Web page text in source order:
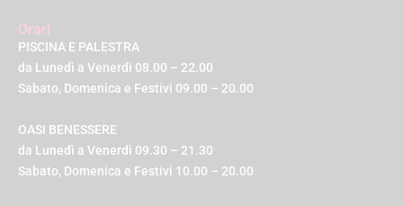
Orari
PISCINA E PALESTRA
da Lunedì a Venerdì 08.00 – 22.00
Sabato, Domenica e Festivi 09.00 – 20.00
OASI BENESSERE
da Lunedì a Venerdì 09.30 – 21.30
Sabato, Domenica e Festivi 10.00 – 20.00